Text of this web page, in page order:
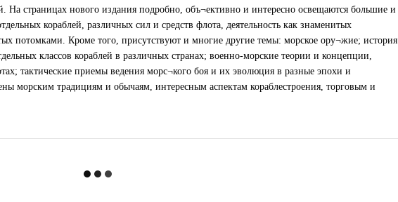
На страницах нового издания подробно, объ¬ективно и интересно освещаются большие и
кораблей, различных сил и средств флота, деятельность как знаменитых
потомками. Кроме того, присутствуют и многие другие темы: морское ору¬жие; история
классов кораблей в различных странах; военно-морские теории и концепции,
тактические приемы ведения морс¬кого боя и их эволюция в разные эпохи и
морским традициям и обычаям, интересным аспектам кораблестроения, торговым и